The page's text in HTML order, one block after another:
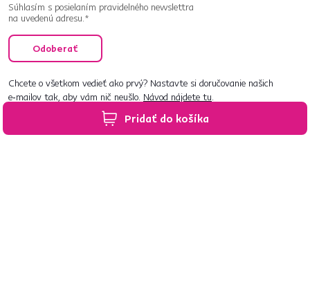
Pridať do košíka
Súhlasím s posielaním pravidelného newslettra
na uvedenú adresu.*
Odoberať
Chcete o všetkom vedieť ako prvý? Nastavte si doručovanie našich
e‑mailov tak, aby vám nič neušlo. Návod nájdete tu.